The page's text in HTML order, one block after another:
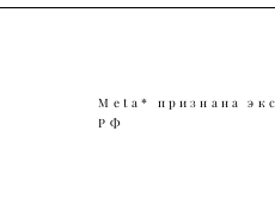
Meta* признана
РФ